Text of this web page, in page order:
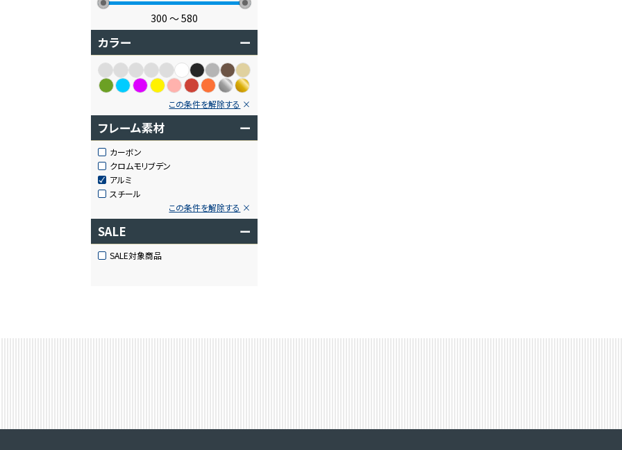
300 〜580
カラー ー
この条件を解除する
フレーム素材 ー
カーボン
クロムモリブデン
アルミ
スチール
この条件を解除する
SALE ー
SALE対象商品